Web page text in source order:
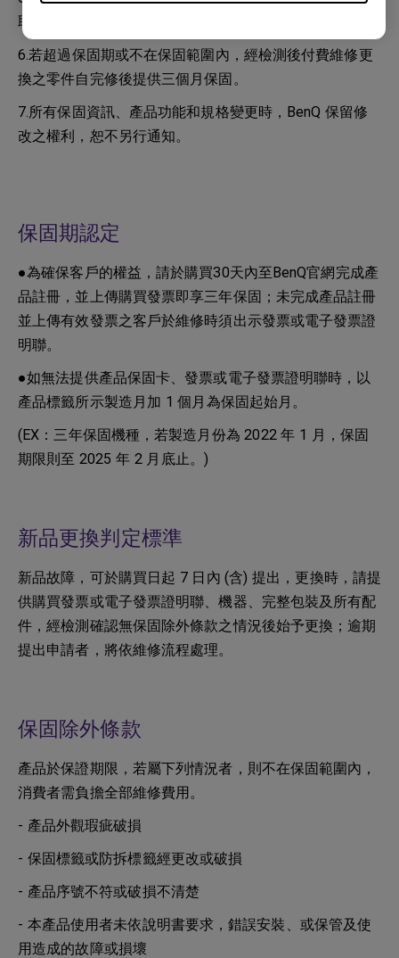
取檢測費 300 元。
6.若超過保固期或不在保固範圍內，經檢測後付費維修更
換之零件自完修後提供三個月保固。
7.所有保固資訊、產品功能和規格變更時，BenQ 保留修
改之權利，恕不另行通知。
保固期認定
●為確保客戶的權益，請於購買30天內至BenQ官網完成產
品註冊，並上傳購買發票即享三年保固；未完成產品註冊
並上傳有效發票之客戶於維修時須出示發票或電子發票證
明聯。
●如無法提供產品保固卡、發票或電子發票證明聯時，以
產品標籤所示製造月加 1 個月為保固起始月。
(EX：三年保固機種，若製造月份為 2022 年 1 月，保固
期限則至 2025 年 2 月底止。)
新品更換判定標準
新品故障，可於購買日起 7 日內 (含) 提出，更換時，請提
供購買發票或電子發票證明聯、機器、完整包裝及所有配
件，經檢測確認無保固除外條款之情況後始予更換；逾期
提出申請者，將依維修流程處理。
保固除外條款
產品於保證期限，若屬下列情況者，則不在保固範圍內，
消費者需負擔全部維修費用。
- 產品外觀瑕疵破損
- 保固標籤或防拆標籤經更改或破損
- 產品序號不符或破損不清楚
- 本產品使用者未依說明書要求，錯誤安裝、或保管及使
用造成的故障或損壞